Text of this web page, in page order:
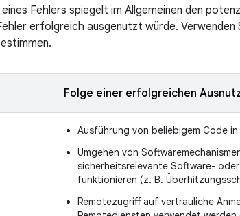
Fehlers spiegelt im Allgemeinen den
erfolgreich ausgenutzt würde. Verwenden
Folge einer erfolgreichen
Ausführung von beliebigem Code in
Umgehen von
sicherheitsrelevante Software-
funktionieren (z. B.
Remotezugriff auf vertrauliche